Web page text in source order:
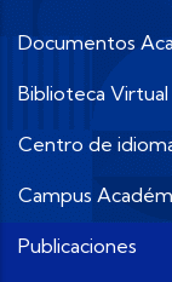
Documentos
Biblioteca
Centro de
Campus
Publicaciones